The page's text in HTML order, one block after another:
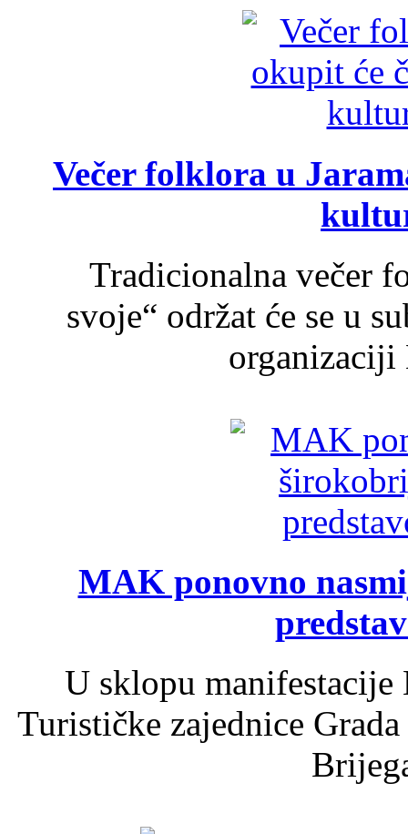
Večer folklora u
Tradicionalna večer
svoje“ održat će se u
organizaciji
MAK ponovno
U sklopu
Turističke zajednice